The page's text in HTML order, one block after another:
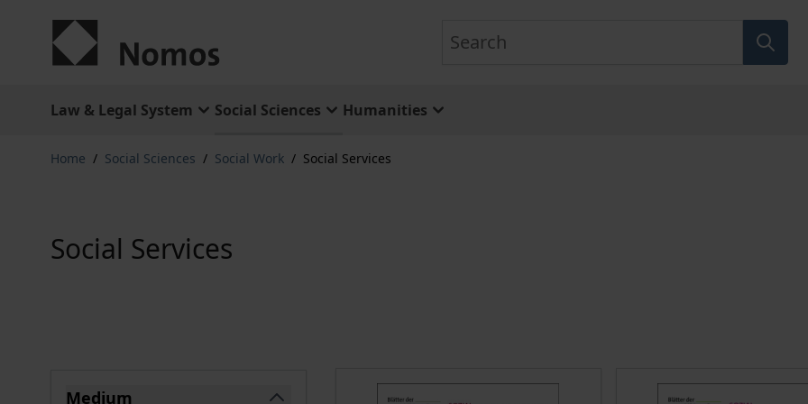
Law & Legal System Social Sciences Humanities
Home / Social Sciences / Social Work / Social Services
Social Services
Medium